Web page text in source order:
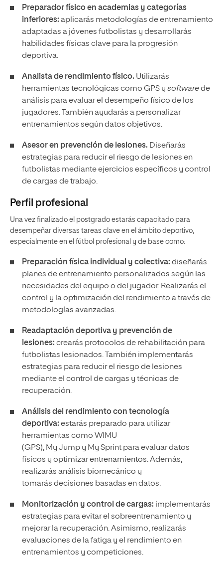
Preparador físico en academias y categorías
inferiores: aplicarás metodologías de entrenamiento
adaptadas a jóvenes futbolistas y desarrollarás
habilidades físicas clave para la progresión
deportiva.
Analista de rendimiento físico. Utilizarás
herramientas tecnológicas como GPS y softwarede
análisis para evaluar el desempeño físico de los
jugadores. También ayudarás a personalizar
entrenamientos según datos objetivos.
Asesor en prevención de lesiones. Diseñarás
estrategias para reducir el riesgo de lesiones en
futbolistas mediante ejercicios específicos y control
de cargas de trabajo.
Perfil profesional
Una vez finalizado el postgrado estarás capacitado para
desempeñar diversas tareas clave en el ámbito deportivo,
especialmente en el fútbol profesional y de base como:
Preparación física individual y colectiva: diseñarás
planes de entrenamiento personalizados según las
necesidades del equipo o del jugador. Realizarás el
control y la optimización del rendimiento a través de
metodologías avanzadas.
Readaptación deportiva y prevención de
lesiones: crearás protocolos de rehabilitación para
futbolistas lesionados. También implementarás
estrategias para reducir el riesgo de lesiones
mediante el control de cargas y técnicas de
recuperación.
Análisis del rendimiento con tecnología
deportiva: estarás preparado para utilizar
herramientas como WIMU
(GPS), My Jump y My Sprint para evaluar datos
físicos y optimizar entrenamientos. Además,
realizarás análisis biomecánico y
tomarás decisiones basadas en datos.
Monitorización y control de cargas: implementarás
estrategias para evitar el sobreentrenamiento y
mejorar la recuperación. Asimismo, realizarás
evaluaciones de la fatiga y el rendimiento en
entrenamientos y competiciones.